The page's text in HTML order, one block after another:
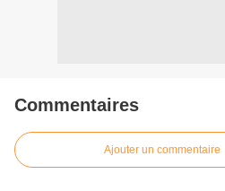
Commentaires
Ajouter un commentaire